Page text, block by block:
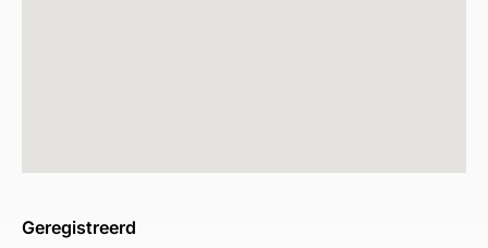
Geregistreerd